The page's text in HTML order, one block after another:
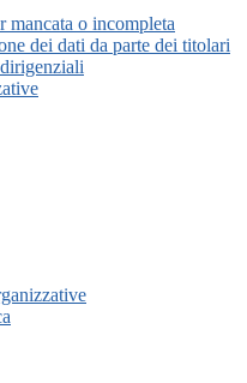
mancata o incompleta
dei dati da parte dei titolari